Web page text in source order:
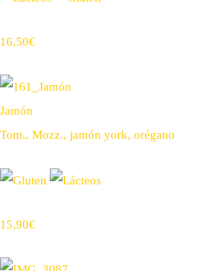
16,50€
Jamón
Tom., Mozz., jamón york, orégano
15,90€